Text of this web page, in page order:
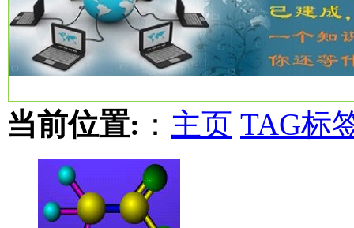
当前位置: ： 主页 TAG标